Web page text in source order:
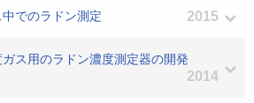
でのラドン測定 2015
ス用のラドン濃度測定器の開発
2014